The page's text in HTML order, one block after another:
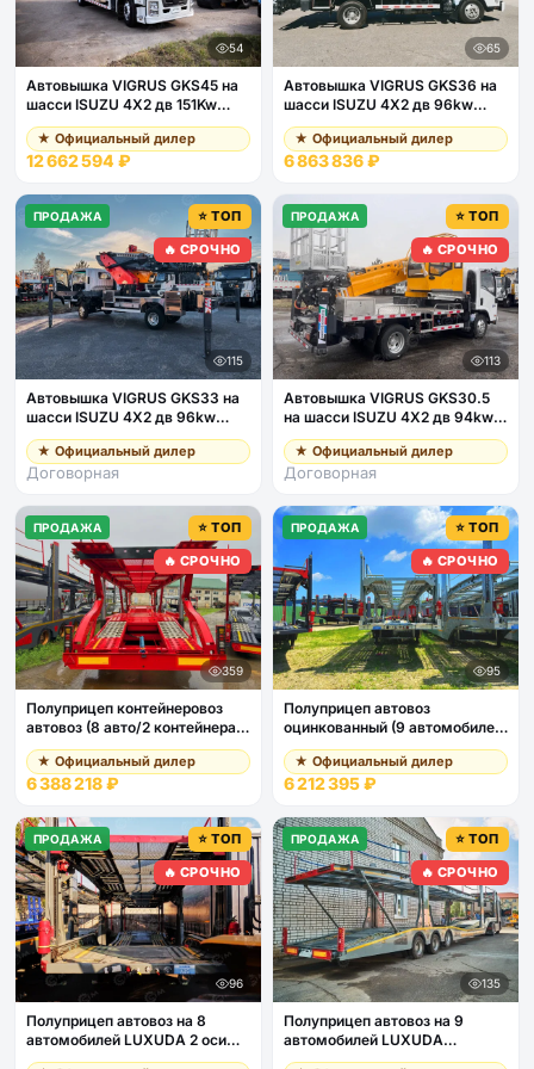
54
Автовышка VIGRUS GKS45 на
шасси ISUZU 4Х2 дв 151Kw
высота подъёма 45м
★ Официальный дилер
12 662 594 ₽
65
Автовышка VIGRUS GKS36 на
шасси ISUZU 4Х2 дв 96kw
высота подъёма 36м
★ Официальный дилер
6 863 836 ₽
ПРОДАЖА
⭐ ТОП
🔥 СРОЧНО
115
Автовышка VIGRUS GKS33 на
шасси ISUZU 4Х2 дв 96kw
высота подъёма 33м
★ Официальный дилер
Договорная
ПРОДАЖА
⭐ ТОП
🔥 СРОЧНО
113
Автовышка VIGRUS GKS30.5
на шасси ISUZU 4Х2 дв 94kw
высота подъёма 30,5м
★ Официальный дилер
Договорная
ПРОДАЖА
⭐ ТОП
🔥 СРОЧНО
359
Полуприцеп контейнеровоз
автовоз (8 авто/2 контейнера
20ф) LUXUDA 3 оси BPW,
пневмоподвеска, передняя
ось ленивая
★ Официальный дилер
6 388 218 ₽
ПРОДАЖА
⭐ ТОП
🔥 СРОЧНО
95
Полуприцеп автовоз
оцинкованный (9 автомобилей)
LUXUDA 2 оси SAF,
пневмоподвеска
★ Официальный дилер
6 212 395 ₽
ПРОДАЖА
⭐ ТОП
🔥 СРОЧНО
96
Полуприцеп автовоз на 8
автомобилей LUXUDA 2 оси
FUWA (пневмоподвеска)
ПРОДАЖА
⭐ ТОП
🔥 СРОЧНО
135
Полуприцеп автовоз на 9
автомобилей LUXUDA
LZC9407BG 3 оси SAF